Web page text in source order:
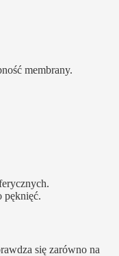
membrany.
pęknięć.
się zarówno na